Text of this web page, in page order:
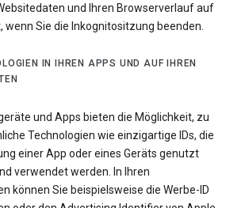
und Ihren Browserverlauf auf
wenn Sie die Inkognitositzung beenden.
IN IHREN APPS UND AUF IHREN
und Apps bieten die Möglichkeit, zu
Technologien wie einzigartige IDs, die
einer App oder eines Geräts genutzt
verwendet werden. In Ihren
können Sie beispielsweise die Werbe-ID